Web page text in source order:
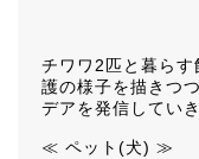
チワワ2匹と暮ら
護の様子を描きつ
デアを発信していき
≪ ペット(犬) ≫